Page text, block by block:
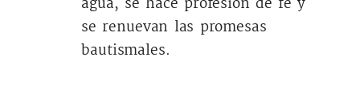
se renuevan las promesas
bautismales.